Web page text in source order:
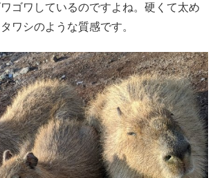
ゴワしているのですよね。硬くて太め
ワシのような質感です。